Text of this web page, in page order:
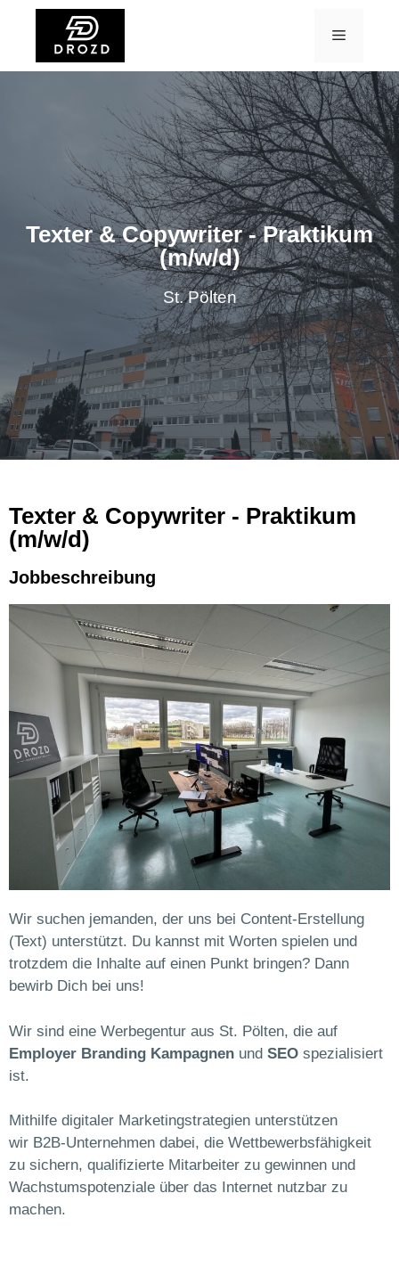
Texter & Copywriter - Prak­ti­kum
(m/w/d)
St. Pölten
Texter & Copywriter - Prak­ti­kum
(m/w/d)
Jobbeschreibung
Wir suchen jemanden, der uns bei Content-Erstellung
(Text) unterstützt. Du kannst mit Worten spielen und
trotzdem die Inhalte auf einen Punkt bringen? Dann
bewirb Dich bei uns!
Wir sind eine Werbegentur aus St. Pölten, die auf
Employer Branding Kampagnen und SEO spezialisiert
ist.
Mithilfe digitaler Marketingstrategien unterstützen
wir B2B-Unternehmen dabei, die Wettbewerbsfähigkeit
zu sichern, qualifizierte Mitarbeiter zu gewinnen und
Wachstumspotenziale über das Internet nutzbar zu
machen.